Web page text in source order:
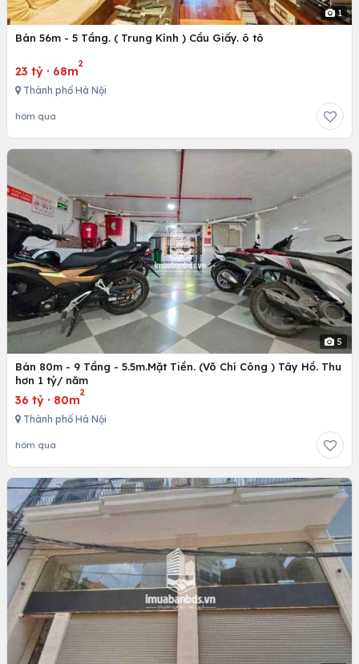
1
Bán 56m - 5 Tầng. ( Trung Kính ) Cầu Giấy. ô tô
23 tỷ · 68m
2
Thành phố Hà Nội
hôm qua
5
Bán 80m - 9 Tầng - 5.5m.Mặt Tiền. (Võ Chí Công ) Tây Hồ. Thu
hơn 1 tỷ/ năm
36 tỷ · 80m
2
Thành phố Hà Nội
hôm qua